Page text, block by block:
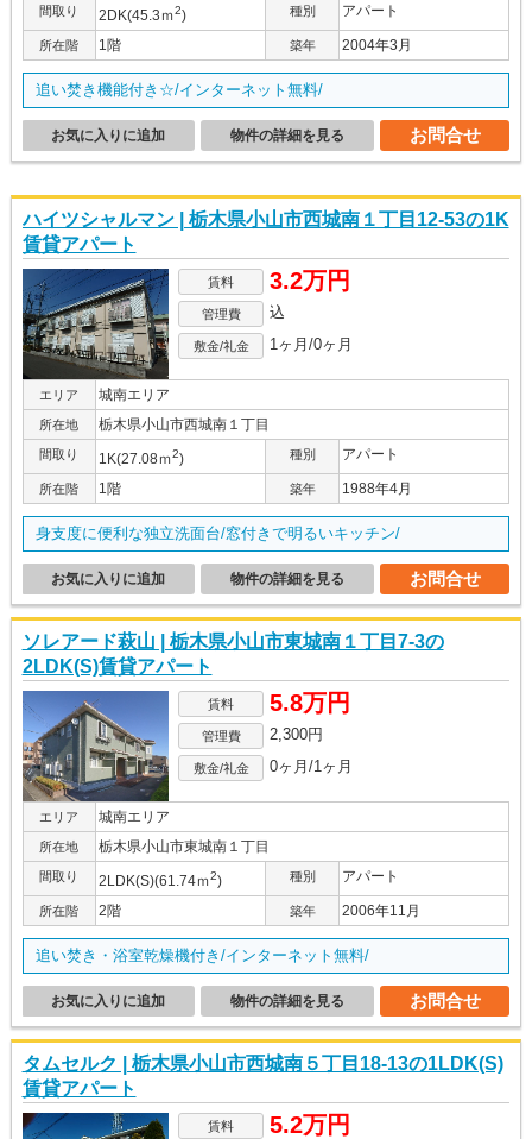
間取り 2DK(45.3ｍ2) 種別 アパート
所在階 1階 築年 2004年3月
追い焚き機能付き☆/インターネット無料/
お問合せ
物件の詳細を見る
お気に入りに追加
ハイツシャルマン | 栃木県小山市西城南１丁目12-53の1K
賃貸アパート
賃料 3.2万円
管理費 込
敷金/礼金 1ヶ月/0ヶ月
エリア 城南エリア
所在地 栃木県小山市西城南１丁目
間取り 1K(27.08ｍ2) 種別 アパート
所在階 1階 築年 1988年4月
身支度に便利な独立洗面台/窓付きで明るいキッチン/
お問合せ
物件の詳細を見る
お気に入りに追加
ソレアード萩山 | 栃木県小山市東城南１丁目7-3の
2LDK(S)賃貸アパート
賃料 5.8万円
管理費 2,300円
敷金/礼金 0ヶ月/1ヶ月
エリア 城南エリア
所在地 栃木県小山市東城南１丁目
間取り 2LDK(S)(61.74ｍ2) 種別 アパート
所在階 2階 築年 2006年11月
追い焚き・浴室乾燥機付き/インターネット無料/
お問合せ
物件の詳細を見る
お気に入りに追加
タムセルク | 栃木県小山市西城南５丁目18-13の1LDK(S)
賃貸アパート
賃料 5.2万円